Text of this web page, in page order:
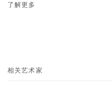
了解更多
相关艺术家